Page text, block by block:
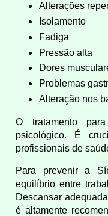
Alterações
Isolamento
Fadiga
Pressão alta
Dores
Problemas
Alteração nos
O tratamento
psicológico. É
profissionais de
Para prevenir a
equilíbrio entre
Descansar
é altamente